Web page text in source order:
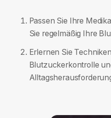
Passen Sie Ihre
Sie regelmäßig Ihre
Erlernen Sie
Blutzuckerkontrolle